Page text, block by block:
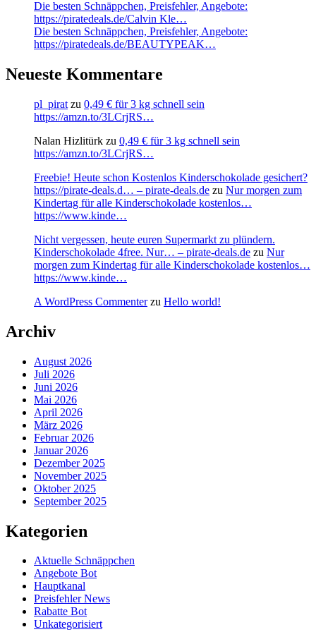
Die besten Schnäppchen, Preisfehler, Angebote:
https://piratedeals.de/Calvin Kle…
Die besten Schnäppchen, Preisfehler, Angebote:
https://piratedeals.de/BEAUTYPEAK…
Neueste Kommentare
pl_pirat zu 0,49 € für 3 kg schnell sein
https://amzn.to/3LCrjRS…
Nalan Hizlitürk zu 0,49 € für 3 kg schnell sein
https://amzn.to/3LCrjRS…
Freebie! Heute schon Kostenlos Kinderschokolade gesichert?
https://pirate-deals.d… – pirate-deals.de zu Nur morgen zum
Kindertag für alle Kinderschokolade kostenlos…
https://www.kinde…
Nicht vergessen, heute euren Supermarkt zu plündern.
Kinderschokolade 4free. Nur… – pirate-deals.de zu Nur
morgen zum Kindertag für alle Kinderschokolade kostenlos…
https://www.kinde…
A WordPress Commenterzu Hello world!
Archiv
August 2026
Juli 2026
Juni 2026
Mai 2026
April 2026
März 2026
Februar 2026
Januar 2026
Dezember 2025
November 2025
Oktober 2025
September 2025
Kategorien
Aktuelle Schnäppchen
Angebote Bot
Hauptkanal
Preisfehler News
Rabatte Bot
Unkategorisiert